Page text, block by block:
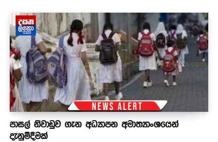
පාසල් නිවාඩුව ගැන අධ්‍යාපන අමාත්‍යාංශයෙන්
දැනුම්දීමක්